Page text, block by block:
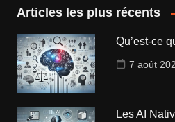
Articles les plus récents
Qu’est-ce
7 août
Les AI